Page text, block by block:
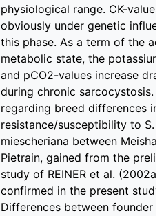
physiological range. CK-values
obviously under genetic
this phase. As a term of the
metabolic state, the
and pCO2-values increase
during chronic sarcocystosis.
regarding breed differences in
resistance/susceptibility to S.
miescheriana between
Pietrain, gained from the
study of REINER et al.
confirmed in the present study.
Differences between founder